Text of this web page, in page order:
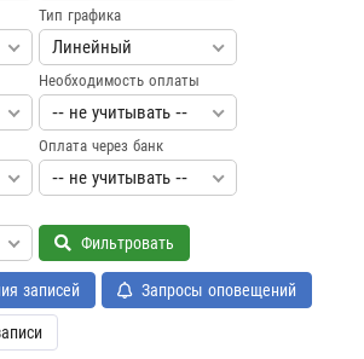
Тип графика
Линейный
Необходимость оплаты
-- не учитывать --
Оплата через банк
-- не учитывать --
Фильтровать
записей Запросы оповещений